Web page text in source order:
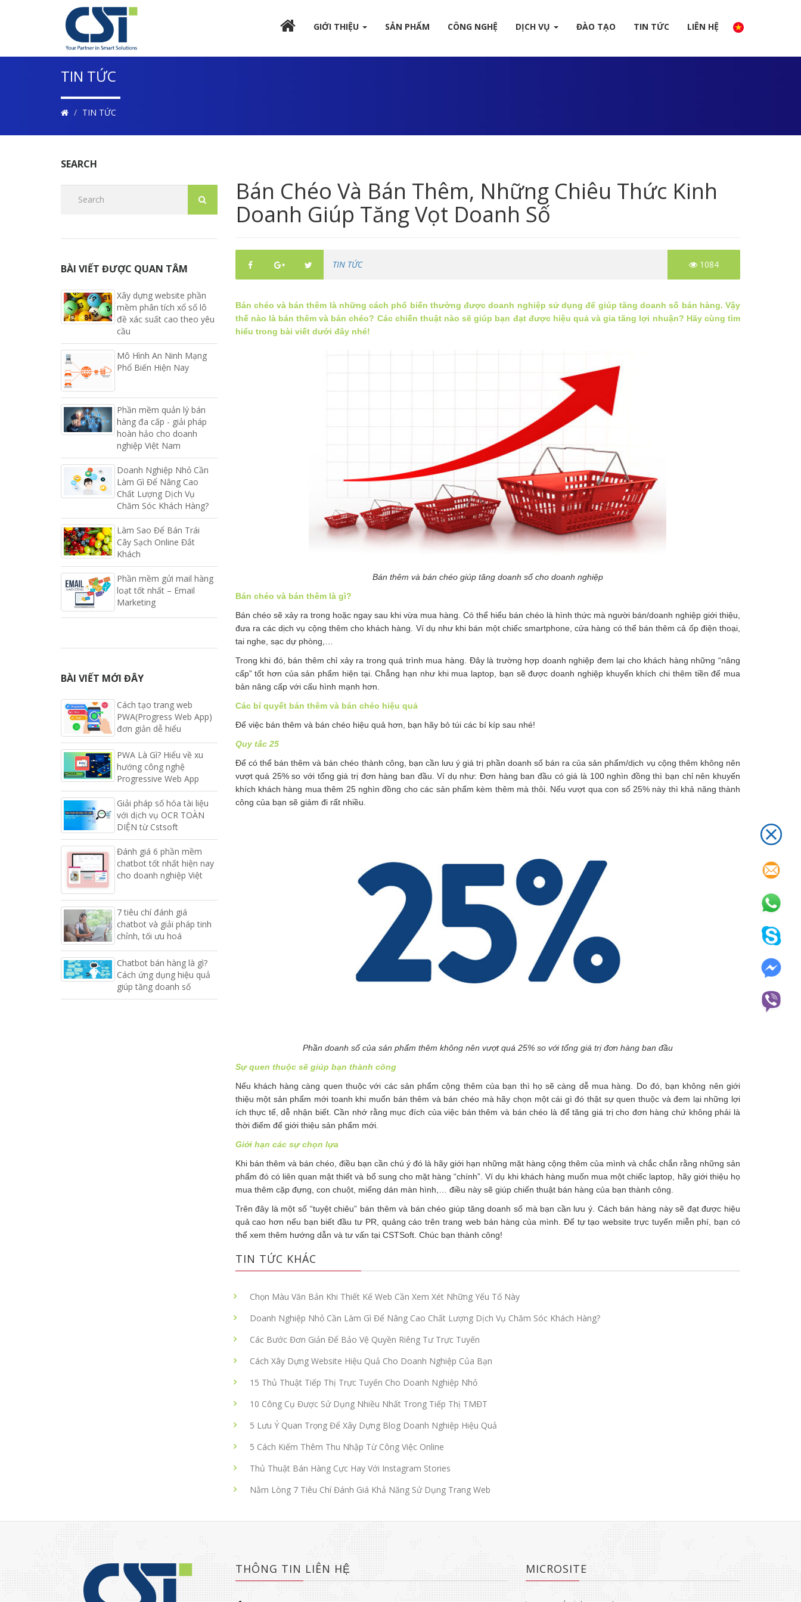
GIỚI THIỆU SẢN PHẨM CÔNG NGHỆ DỊCH VỤ ĐÀO TẠO TIN TỨC LIÊN HỆ
TIN TỨC
TIN TỨC
Bán Chéo Và Bán Thêm, Những Chiêu Thức Kinh
Doanh Giúp Tăng Vọt Doanh Số
TIN TỨC 1084
Bán chéo và bán thêm là những cách phổ biến thường được doanh nghiệp sử dụng để giúp tăng doanh số bán hàng. Vậy
thế nào là bán thêm và bán chéo? Các chiến thuật nào sẽ giúp bạn đạt được hiệu quả và gia tăng lợi nhuận? Hãy cùng tìm
hiểu trong bài viết dưới đây nhé!
Bán thêm và bán chéo giúp tăng doanh số cho doanh nghiệp
Bán chéo và bán thêm là gì?
Bán chéo sẽ xảy ra trong hoặc ngay sau khi vừa mua hàng. Có thể hiểu bán chéo là hình thức mà người bán/doanh nghiệp giới thiệu,
đưa ra các dịch vụ cộng thêm cho khách hàng. Ví dụ như khi bán một chiếc smartphone, cửa hàng có thể bán thêm cả ốp điện thoại,
tai nghe, sạc dự phòng,…
Trong khi đó, bán thêm chỉ xảy ra trong quá trình mua hàng. Đây là trường hợp doanh nghiệp đem lại cho khách hàng những “nâng
cấp” tốt hơn của sản phẩm hiện tại. Chẳng hạn như khi mua laptop, bạn sẽ được doanh nghiệp khuyến khích chi thêm tiền để mua
bản nâng cấp với cấu hình mạnh hơn.
Các bí quyết bán thêm và bán chéo hiệu quả
Để việc bán thêm và bán chéo hiệu quả hơn, bạn hãy bỏ túi các bí kíp sau nhé!
Quy tắc 25
Để có thể bán thêm và bán chéo thành công, bạn cần lưu ý giá trị phần doanh số bán ra của sản phẩm/dịch vụ cộng thêm không nên
vượt quá 25% so với tổng giá trị đơn hàng ban đầu. Ví dụ như: Đơn hàng ban đầu có giá là 100 nghìn đồng thì bạn chỉ nên khuyến
khích khách hàng mua thêm 25 nghìn đồng cho các sản phẩm kèm thêm mà thôi. Nếu vượt qua con số 25% này thì khả năng thành
công của bạn sẽ giảm đi rất nhiều.
Phần doanh số của sản phẩm thêm không nên vượt quá 25% so với tổng giá trị đơn hàng ban đầu
Sự quen thuộc sẽ giúp bạn thành công
Nếu khách hàng càng quen thuộc với các sản phẩm cộng thêm của bạn thì họ sẽ càng dễ mua hàng. Do đó, bạn không nên giới
thiệu một sản phẩm mới toanh khi muốn bán thêm và bán chéo mà hãy chọn một cái gì đó thật sự quen thuộc và đem lại những lợi
ích thực tế, dễ nhận biết. Cần nhớ rằng mục đích của việc bán thêm và bán chéo là để tăng giá trị cho đơn hàng chứ không phải là
thời điểm để giới thiệu sản phẩm mới.
Giới hạn các sự chọn lựa
Khi bán thêm và bán chéo, điều bạn cần chú ý đó là hãy giới hạn những mặt hàng cộng thêm của mình và chắc chắn rằng những sản
phẩm đó có liên quan mật thiết và bổ sung cho mặt hàng “chính”. Ví dụ khi khách hàng muốn mua một chiếc laptop, hãy giới thiệu họ
mua thêm cặp đựng, con chuột, miếng dán màn hình,… điều này sẽ giúp chiến thuật bán hàng của bạn thành công.
Trên đây là một số “tuyệt chiêu” bán thêm và bán chéo giúp tăng doanh số mà bạn cần lưu ý. Cách bán hàng này sẽ đạt được hiệu
quả cao hơn nếu bạn biết đầu tư PR, quảng cáo trên trang web bán hàng của mình. Để tự tạo website trực tuyến miễn phí, bạn có
thể xem thêm hướng dẫn và tư vấn tại CSTSoft. Chúc bạn thành công!
TIN TỨC KHÁC
Chọn Màu Văn Bản Khi Thiết Kế Web Cần Xem Xét Những Yếu Tố Này
Doanh Nghiệp Nhỏ Cần Làm Gì Để Nâng Cao Chất Lượng Dịch Vụ Chăm Sóc Khách Hàng?
Các Bước Đơn Giản Để Bảo Vệ Quyền Riêng Tư Trực Tuyến
Cách Xây Dựng Website Hiệu Quả Cho Doanh Nghiệp Của Bạn
15 Thủ Thuật Tiếp Thị Trực Tuyến Cho Doanh Nghiệp Nhỏ
10 Công Cụ Được Sử Dụng Nhiều Nhất Trong Tiếp Thị TMĐT
5 Lưu Ý Quan Trọng Để Xây Dựng Blog Doanh Nghiệp Hiệu Quả
5 Cách Kiếm Thêm Thu Nhập Từ Công Việc Online
Thủ Thuật Bán Hàng Cực Hay Với Instagram Stories
Nằm Lòng 7 Tiêu Chí Đánh Giá Khả Năng Sử Dụng Trang Web
SEARCH
BÀI VIẾT ĐƯỢC QUAN TÂM
Xây dựng website phần
mềm phân tích xổ số lô
đề xác suất cao theo yêu
cầu
Mô Hình An Ninh Mạng
Phổ Biến Hiện Nay
Phần mềm quản lý bán
hàng đa cấp - giải pháp
hoàn hảo cho doanh
nghiệp Việt Nam
Doanh Nghiệp Nhỏ Cần
Làm Gì Để Nâng Cao
Chất Lượng Dịch Vụ
Chăm Sóc Khách Hàng?
Làm Sao Để Bán Trái
Cây Sạch Online Đắt
Khách
Phần mềm gửi mail hàng
loạt tốt nhất – Email
Marketing
BÀI VIẾT MỚI ĐÂY
Cách tạo trang web
PWA(Progress Web App)
đơn giản dễ hiểu
PWA Là Gì? Hiểu về xu
hướng công nghệ
Progressive Web App
Giải pháp số hóa tài liệu
với dịch vụ OCR TOÀN
DIỆN từ Cstsoft
Đánh giá 6 phần mềm
chatbot tốt nhất hiện nay
cho doanh nghiệp Việt
7 tiêu chí đánh giá
chatbot và giải pháp tinh
chỉnh, tối ưu hoá
Chatbot bán hàng là gì?
Cách ứng dụng hiệu quả
giúp tăng doanh số
THÔNG TIN LIÊN HỆ MICROSITE